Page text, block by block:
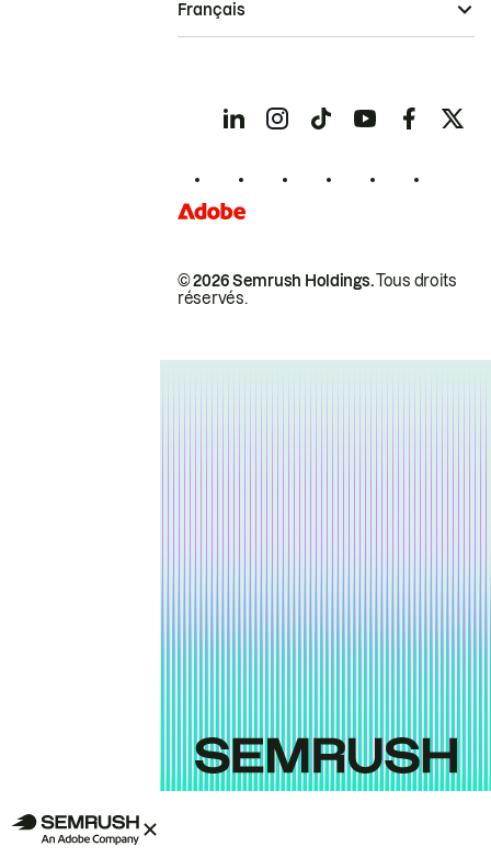
© 2026 Semrush Holdings.Tous droits
réservés.
Français